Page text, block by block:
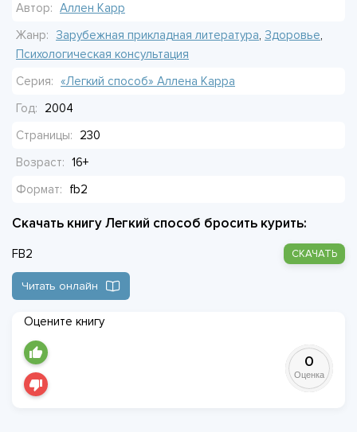
удовольствие, а ловушка: ты платишь деньги за мучения и
веришь, что это твой выбор.
Герой слушает, сопротивляется, злится. Но постепенно
понимает: страх бросить — иллюзия. Сигареты ничего не
дают — они только отнимают. И в тот момент, когда это
осознание становится ясным, как день, он тушит
хочет.
Автор: Аллен Карр
Жанр:
Зарубежная прикладная литература, Здоровье,
Психологическая консультация
Серия: «Легкий способ» Аллена Карра
Год:
2004
Страницы:
230
Возраст: 16+
Формат:
fb2
Скачать книгу Легкий способ бросить курить:
FB2 СКАЧАТЬ
Читать онлайн
Оцените книгу
0
Оценка